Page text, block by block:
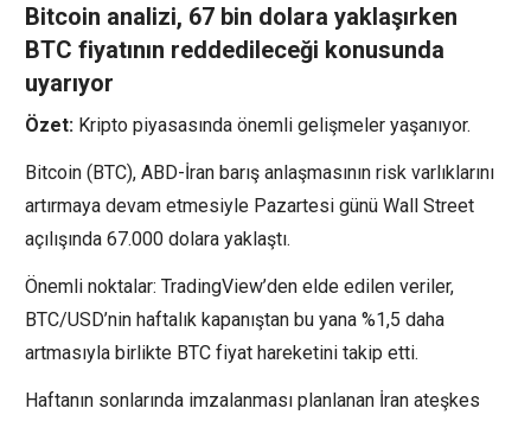
Bitcoin analizi, 67 bin dolara yaklaşırken
BTC fiyatının reddedileceği konusunda
uyarıyor
Özet: Kripto piyasasında önemli gelişmeler yaşanıyor.
Bitcoin (BTC), ABD-İran barış anlaşmasının risk varlıklarını
artırmaya devam etmesiyle Pazartesi günü Wall Street
açılışında 67.000 dolara yaklaştı.
Önemli noktalar: TradingView’den elde edilen veriler,
BTC/USD’nin haftalık kapanıştan bu yana %1,5 daha
artmasıyla birlikte BTC fiyat hareketini takip etti.
Haftanın sonlarında imzalanması planlanan İran ateşkes